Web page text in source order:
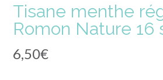
Tisane menthe
Romon Nature 16
6,50€